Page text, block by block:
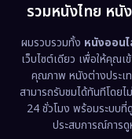
รวมหนังไทย หนั
ผมรวบรวมทั้ง หนังออน
เว็บไซต์เดียว เพื่อให้คุณเ
คุณภาพ หนังต่างประ
สามารถรับชมได้ทันทีโดย
24 ชั่วโมง พร้อมระบบ
ประสบการณ์การ